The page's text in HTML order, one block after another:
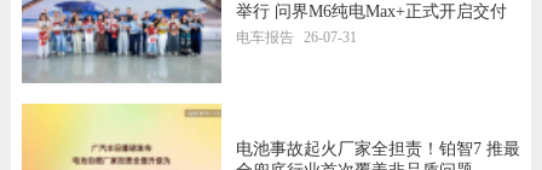
举行 问界M6纯电Max+正式开启交付
电车报告 26-07-31
电池事故起火厂家全担责！铂智7 推最